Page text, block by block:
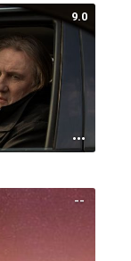
9.0
--